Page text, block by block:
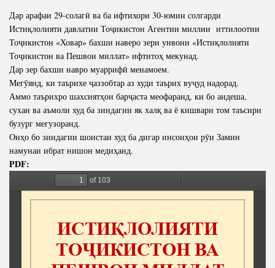
Полномочия
Книги
Пресс-центр
ПРЕЗИДЕНТ РЕСПУБЛИКИ ТАДЖИКИСТАН
Структура Института
Дар арафаи 29-солагӣ ва ба ифтихори 30-юмин солгарди
Истиқлолияти давлатии Тоҷикистон Агентии миллии иттилоотии
Тоҷикистон «Ховар» бахши наверо зери унвони «Истиқлолияти
Тоҷикистон ва Пешвои миллат» ифтитоҳ мекунад.
Дар зер бахши навро муаррифӣ менамоем.
Мегӯянд, ки таърихе ҷаззобтар аз худи таърих вуҷуд надорад.
Аммо таърихро шахсиятҳои барҷаста меофаранд, ки бо андеша,
сухан ва аъмоли худ ба зиндагии як халқ ва ё кишвари том таъсири
бузург мегузоранд.
Онҳо бо зиндагии шоистаи худ ба дигар инсонҳои рӯи Замин
намунаи ибрат нишон медиҳанд.
PDF: